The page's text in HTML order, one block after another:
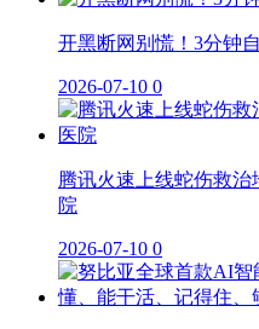
开黑断网别慌！3分钟
2026-07-10 0
腾讯火速上线蛇伤救
院
2026-07-10 0